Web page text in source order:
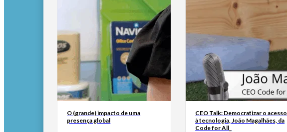
O (grande) impacto de uma
presença global
CEO Talk: Democratizar o acesso
à tecnologia, João Magalhães, da
Code for All_